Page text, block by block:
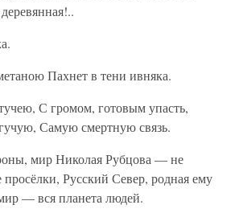
Пахнет в тени ивняка.
С громом, готовым упасть,
Самую смертную связь.
мир Николая Рубцова — не
просёлки, Русский Север, родная ему
— вся планета людей.